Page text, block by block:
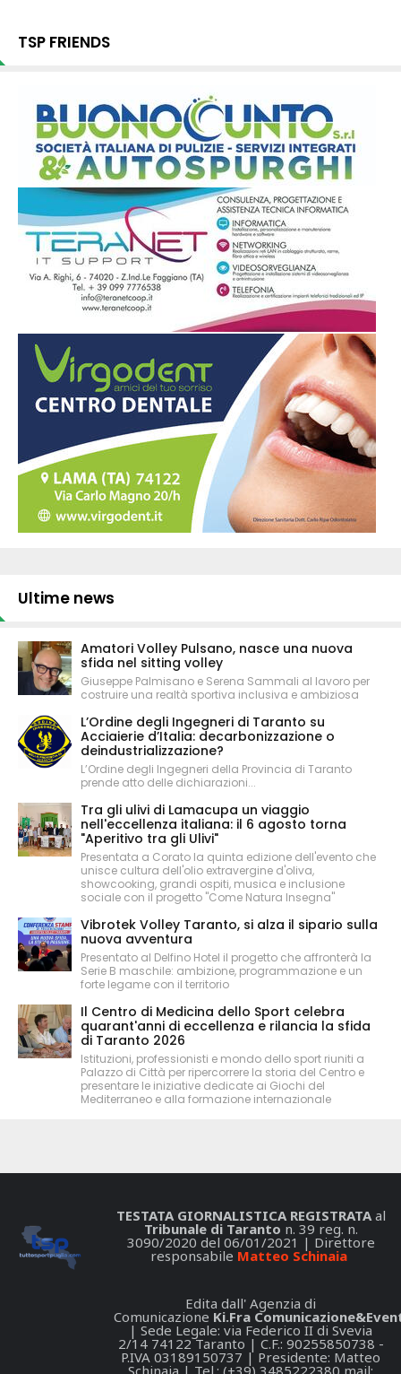
TSP FRIENDS
Ultime news
Amatori Volley Pulsano, nasce una nuova
sfida nel sitting volley
Giuseppe Palmisano e Serena Sammali al lavoro per
costruire una realtà sportiva inclusiva e ambiziosa
L’Ordine degli Ingegneri di Taranto su
Acciaierie d’Italia: decarbonizzazione o
deindustrializzazione?
L’Ordine degli Ingegneri della Provincia di Taranto
prende atto delle dichiarazioni...
Tra gli ulivi di Lamacupa un viaggio
nell'eccellenza italiana: il 6 agosto torna
"Aperitivo tra gli Ulivi"
Presentata a Corato la quinta edizione dell'evento che
unisce cultura dell'olio extravergine d'oliva,
showcooking, grandi ospiti, musica e inclusione
sociale con il progetto "Come Natura Insegna"
Vibrotek Volley Taranto, si alza il sipario sulla
nuova avventura
Presentato al Delfino Hotel il progetto che affronterà la
Serie B maschile: ambizione, programmazione e un
forte legame con il territorio
Il Centro di Medicina dello Sport celebra
quarant'anni di eccellenza e rilancia la sfida
di Taranto 2026
Istituzioni, professionisti e mondo dello sport riuniti a
Palazzo di Città per ripercorrere la storia del Centro e
presentare le iniziative dedicate ai Giochi del
Mediterraneo e alla formazione internazionale
TESTATA GIORNALISTICA REGISTRATAal
Tribunale di Taranto n. 39 reg. n.
3090/2020 del 06/01/2021 | Direttore
responsabile Matteo Schinaia
Edita dall' Agenzia di
Comunicazione Ki.Fra
| Sede Legale: via Federico II di Svevia
2/14 74122 Taranto | C.F.: 90255850738 -
P.IVA 03189150737 | Presidente: Matteo
Schinaia | Tel.: (+39) 3485222380 mail: